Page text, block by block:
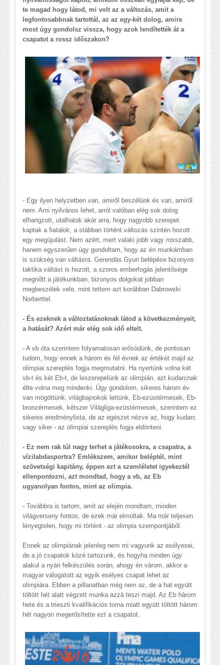
te magad hogy látod, mi volt az a változás, amit a
legfontosabbnak tartottál, az az egy-két dolog, amire
most úgy gondolsz vissza, hogy azok lendítették át a
csapatot a rossz időszakon?
- Egy ilyen helyzetben van, amiről beszélünk és van, amiről
nem. Ami nyilvános lehet, arról valóban elég sok dolog
elhangzott, utalhatok akár arra, hogy nagyobb szerepet
kaptak a fiatalok, a stábban történt változás szintén hozott
egy megújulást. Nem azért, mert valaki jobb vagy rosszabb,
hanem egyszerűen úgy gondoltam, hogy az én munkámban
is szükség van váltásra. Gerendás Gyuri belépése bizonyos
taktika váltást is hozott, a szoros emberfogás jelentősége
megnőtt a játékunkban, bizonyos dolgokat jobban
megbeszélek vele, mint tettem azt korábban Dabrowski
Norberttel.
- És ezeknek a változtatásoknak látod a következményeit,
a hatását? Azért már elég sok idő eltelt.
- A vb óta szerintem folyamatosan erősödünk, de pontosan
tudom, hogy ennek a három és fél évnek az értékét majd az
olimpiai szereplés fogja megmutatni. Ha nyertünk volna két
vb-t és két Eb-t, de leszerepelünk az olimpián, azt kudarcnak
élte volna meg mindenki. Úgy gondolom, sikeres három év
van mögöttünk, világbajnokok lettünk, Eb-ezüstérmesek, Eb-
bronzérmesek, kétszer Világliga-ezüstérmesek, szerintem ez
sikeres eredménylista, de az egészet nézve az, hogy kudarc
vagy siker - az olimpiai szereplés fogja eldönteni.
- Ez nem rak túl nagy terhet a játékosokra, a csapatra, a
vízilabdasportra? Emlékszem, amikor beléptél, mint
szövetségi kapitány, éppen ezt a szemléletet igyekeztél
ellenpontozni, azt mondtad, hogy a vb, az Eb
ugyanolyan fontos, mint az olimpia.
- Továbbra is tartom, amit az elején mondtam, minden
világverseny fontos, de ezek már elmúltak. Ma már teljesen
lényegtelen, hogy mi történt - az olimpia szempontjából.
Ennek az olimpiának jelenleg nem mi vagyunk az esélyesei,
de a jó csapatok közé tartozunk, és hogyha minden úgy
alakul a nyári felkészülés során, ahogy én várom, akkor a
magyar válogatott az egyik esélyes csapat lehet az
olimpiára. Ebben a pillanatban még nem az, de a hat együtt
töltött hét alatt végzett munka azzá teszi majd. Az Eb három
hete és a trieszti kvalifikációs torna miatt együtt töltött három
hét nagyon megerősítette ezt a csapatot.